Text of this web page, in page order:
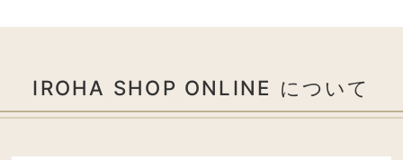
IROHA SHOP ONLINE について